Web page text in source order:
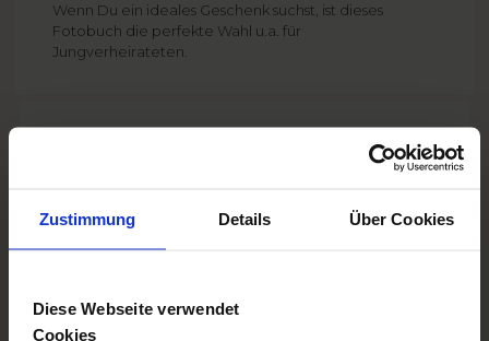
Zustimmung Details Über Cookies
Diese Webseite verwendet
Cookies
Wenn Du ein ideales Geschenk suchst, ist dieses
Fotobuch die perfekte Wahl u.a. für
Jungverheirateten.
4,95 EUR
Lieferung anzeigen
EXTRAS